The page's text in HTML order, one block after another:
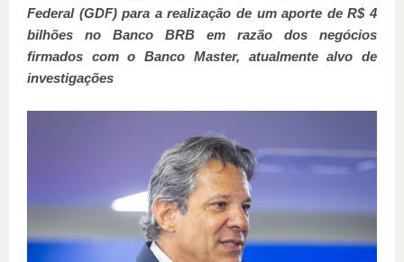
Federal (GDF) para a realização de um aporte de R$ 4
bilhões no Banco BRB em razão dos negócios
firmados com o Banco Master, atualmente alvo de
investigações